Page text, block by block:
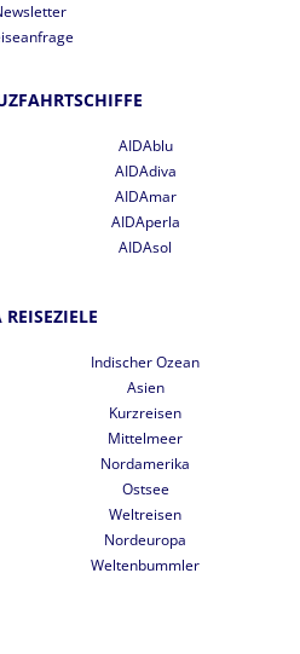
AIDAblu
AIDAdiva
AIDAmar
AIDAperla
AIDAsol
Indischer Ozean
Asien
Kurzreisen
Mittelmeer
Nordamerika
Ostsee
Weltreisen
Nordeuropa
Weltenbummler